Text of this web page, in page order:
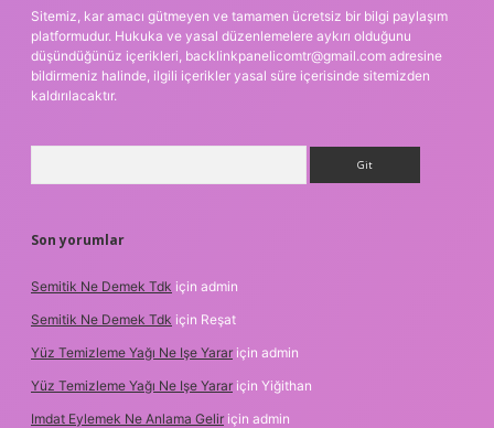
Sitemiz, kar amacı gütmeyen ve tamamen ücretsiz bir bilgi paylaşım
platformudur. Hukuka ve yasal düzenlemelere aykırı olduğunu
düşündüğünüz içerikleri, backlinkpanelicomtr@gmail.com adresine
bildirmeniz halinde, ilgili içerikler yasal süre içerisinde sitemizden
kaldırılacaktır.
Son yorumlar
Semitik Ne Demek Tdk için admin
Semitik Ne Demek Tdk için Reşat
Yüz Temizleme Yağı Ne Işe Yarar için admin
Yüz Temizleme Yağı Ne Işe Yarar için Yiğithan
Imdat Eylemek Ne Anlama Gelir için admin